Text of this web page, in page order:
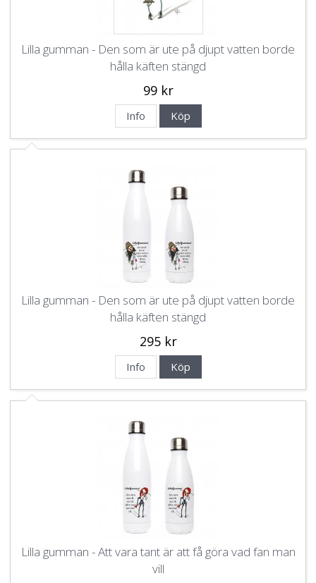
Lilla gumman - Den som är ute på djupt vatten borde
hålla käften stängd
99 kr
Info Köp
Lilla gumman - Den som är ute på djupt vatten borde
hålla käften stängd
295 kr
Info Köp
Lilla gumman - Att vara tant är att få göra vad fan man
vill